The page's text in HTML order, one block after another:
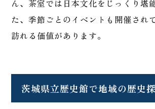
ん、茶室では日本文化をじっくり堪
た、季節ごとのイベントも開催され
訪れる価値があります。
茨城県立歴史館で地域の歴史